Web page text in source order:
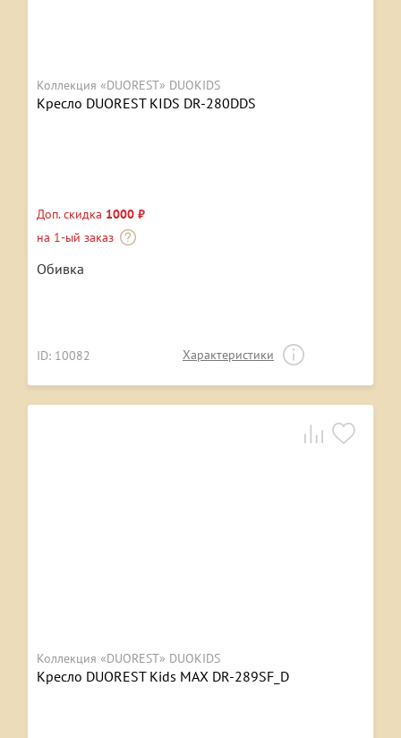
Коллекция «DUOREST» DUOKIDS
Кресло DUOREST KIDS DR-280DDS
Доп. скидка 1000 ₽
на 1-ый заказ
Обивка
ID: 10082 Характеристики
Коллекция «DUOREST» DUOKIDS
Кресло DUOREST Kids MAX DR-289SF_D